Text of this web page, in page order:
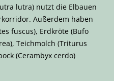
lutra) nutzt die Elbauen
Außerdem haben
fuscus), Erdkröte (Bufo
Teichmolch (Triturus
(Cerambyx cerdo)